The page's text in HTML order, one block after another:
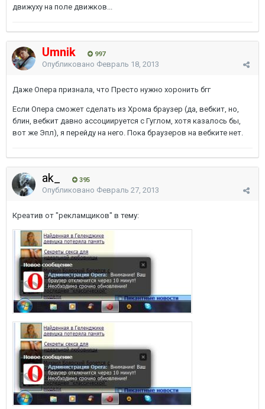
движуху на поле движков...
Umnik 997
Опубликовано Февраль 18, 2013
Даже Опера признала, что Престо нужно хоронить бгг
Если Опера сможет сделать из Хрома браузер (да, вебкит, но,
блин, вебкит давно ассоциируется с Гуглом, хотя казалось бы,
вот же Эпл), я перейду на него. Пока браузеров на вебките нет.
ak_ 395
Опубликовано Февраль 27, 2013
Креатив от "рекламщиков" в тему: